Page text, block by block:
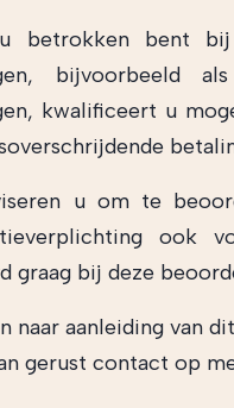
betrokken bent bij
bijvoorbeeld
kwalificeert u
u om te
ook
graag bij deze
naar aanleiding van
gerust contact op